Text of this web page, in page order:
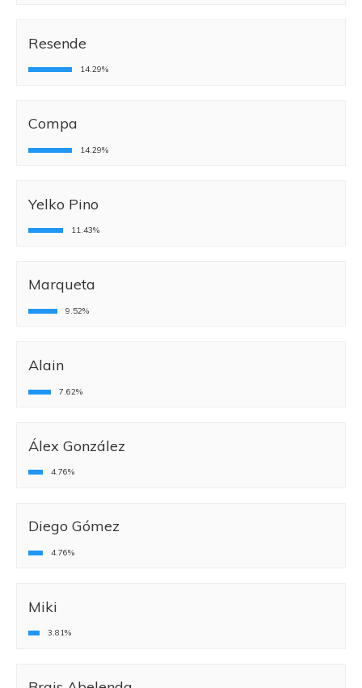
Resende
14.29%
Compa
14.29%
Yelko Pino
11.43%
Marqueta
9.52%
Alain
7.62%
Álex González
4.76%
Diego Gómez
4.76%
Miki
3.81%